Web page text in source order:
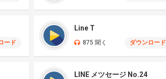
ード
Line T
875 聞く ダウンロード
LINE メツセージ No.24